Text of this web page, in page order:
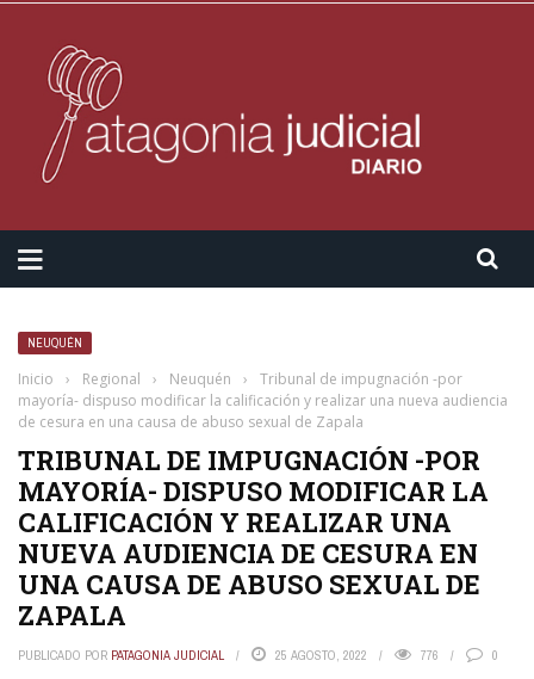
NEUQUÉN
Inicio › Regional › Neuquén ›
Tribunal de impugnación -por
mayoría- dispuso modificar la calificación y realizar una nueva audiencia
de cesura en una causa de abuso sexual de Zapala
TRIBUNAL DE IMPUGNACIÓN -POR
MAYORÍA- DISPUSO MODIFICAR LA
CALIFICACIÓN Y REALIZAR UNA
NUEVA AUDIENCIA DE CESURA EN
UNA CAUSA DE ABUSO SEXUAL DE
ZAPALA
PUBLICADO POR PATAGONIA JUDICIAL 25 AGOSTO, 2022 776 0